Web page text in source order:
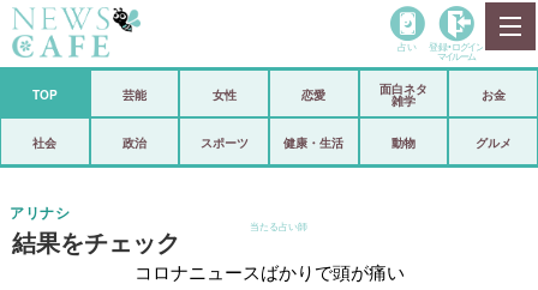
政治
芸能 スポーツ
ビックリ
当たる占い師
占い 登録• ログイン
マイルーム
TOP 芸能 女性 恋愛
面白ネタ
雑学
お金
社会 政治 スポーツ 健康・生活 動物 グルメ
結果をチェック
アリナシ
コロナニュースばかりで頭が痛い